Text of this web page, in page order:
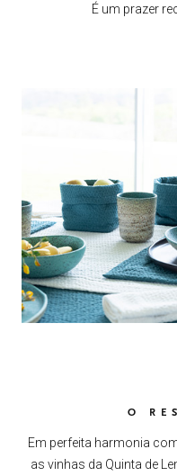
É um prazer
O
Em perfeita harmonia
as vinhas da Quinta de